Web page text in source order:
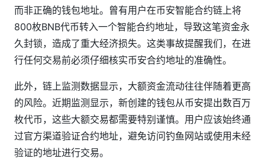
而非正确的钱包地址。曾有用户在币安智能合约链上将
800枚BNB代币转入一个智能合约地址，导致这笔资金永
久封锁，造成了重大经济损失。这类事故提醒我们，在进
行任何交易前必须仔细核实币安合约地址的准确性。
此外，链上监测数据显示，大额资金流动往往伴随着更高
的风险。近期监测显示，新创建的钱包从币安提出数百万
枚代币，这些大额交易都需要特别谨慎。用户应该始终通
过官方渠道验证合约地址，避免访问钓鱼网站或使用未经
验证的地址进行交易。